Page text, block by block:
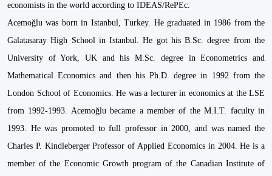
economists in the world according to IDEAS/RePEc.
Acemoğlu was born in Istanbul, Turkey. He graduated in 1986 from the
Galatasaray High School in Istanbul. He got his B.Sc. degree from the
University of York, UK and his M.Sc. degree in Econometrics and
Mathematical Economics and then his Ph.D. degree in 1992 from the
London School of Economics. He was a lecturer in economics at the LSE
from 1992-1993. Acemoğlu became a member of the M.I.T. faculty in
1993. He was promoted to full professor in 2000, and was named the
Charles P. Kindleberger Professor of Applied Economics in 2004. He is a
member of the Economic Growth program of the Canadian Institute of